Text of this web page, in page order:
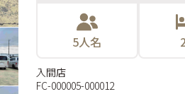
5人名
入間店
FC-000005-000012